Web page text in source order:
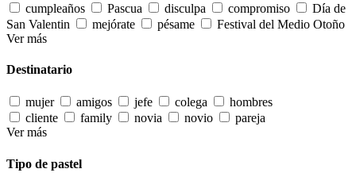
cumpleaños
Pascua disculpa compromiso
Día de
San Valentin
mejórate pésame
Festival del Medio Otoño
Ver más
Destinatario
mujer amigos jefe colega
hombres
cliente
family novia novio
pareja
Ver más
Tipo de pastel